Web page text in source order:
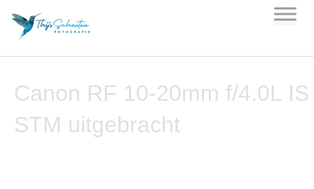
Canon RF 10-20mm f/4.0L IS
STM uitgebracht